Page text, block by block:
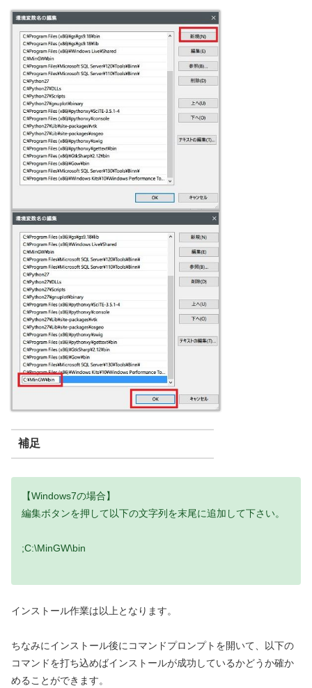
補足
【Windows7の場合】
編集ボタンを押して以下の文字列を末尾に追加して下さい。
;C:\MinGW\bin
インストール作業は以上となります。
ちなみにインストール後にコマンドプロンプトを開いて、以下の
コマンドを打ち込めばインストールが成功しているかどうか確か
めることができます。